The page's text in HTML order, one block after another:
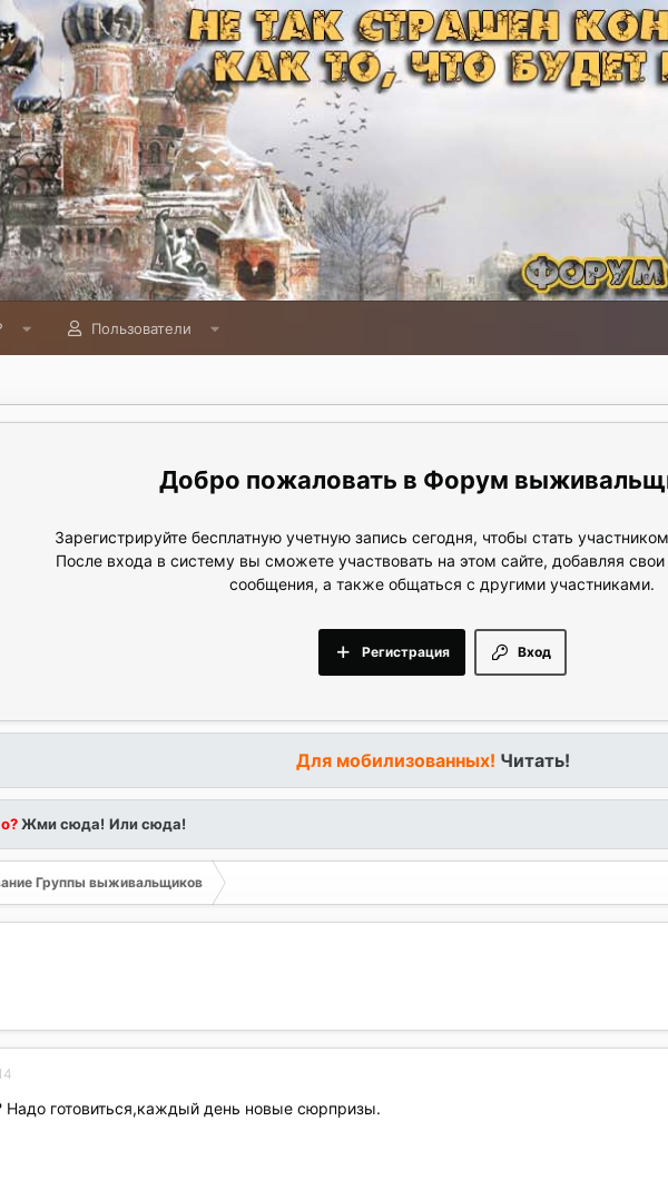
Пользователи
Форум
Зарегистрируйте бесплатную учетную запись сегодня, чтобы стать
После входа в систему вы сможете участвовать на этом сайте, добавляя
сообщения, а также общаться с другими участниками.
Вход
Регистрация
Для мобилизованных! Читать!
Жми сюда! Или сюда!
Группы выживальщиков
Надо готовиться,каждый день новые сюрпризы.